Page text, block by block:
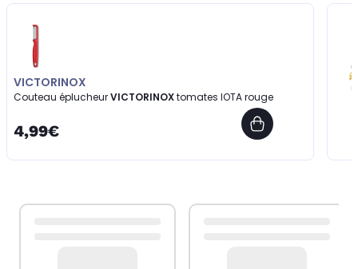
VICTORINOX
Couteau éplucheurVICTORINOXtomates IOTA rouge
4,99€